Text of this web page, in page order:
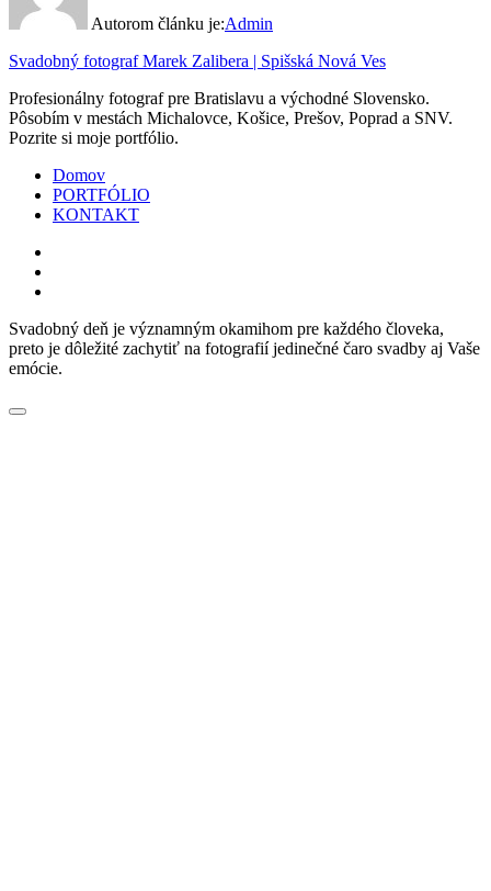
Autorom článku je:Admin
Svadobný fotograf Marek Zalibera | Spišská Nová Ves
Profesionálny fotograf pre Bratislavu a východné Slovensko.
Pôsobím v mestách Michalovce, Košice, Prešov, Poprad a SNV.
Pozrite si moje portfólio.
Domov
PORTFÓLIO
KONTAKT
Svadobný deň je významným okamihom pre každého človeka,
preto je dôležité zachytiť na fotografií jedinečné čaro svadby aj Vaše
emócie.